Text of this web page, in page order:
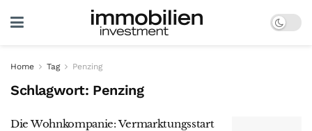
Home Tag Penzing
Schlagwort: Penzing
Die Wohnkompanie: Vermarktungsstart